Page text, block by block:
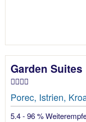
Garden
Porec, Istrien,
5.4 - 96 %